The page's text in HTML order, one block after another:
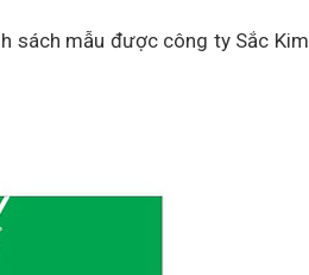
sách mẫu được công ty Sắc Kim